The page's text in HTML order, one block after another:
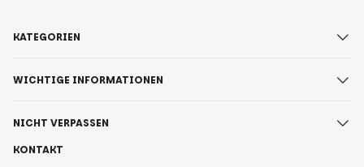
KONTAKT
KATEGORIEN
WICHTIGE INFORMATIONEN
NICHT VERPASSEN